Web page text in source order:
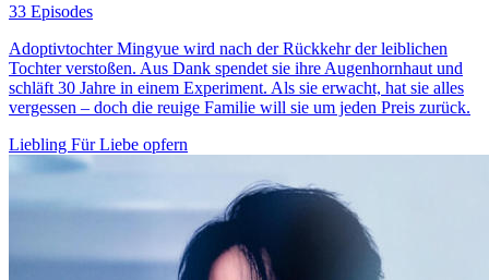
33 Episodes
Adoptivtochter Mingyue wird nach der Rückkehr der leiblichen
Tochter verstoßen. Aus Dank spendet sie ihre Augenhornhaut und
schläft 30 Jahre in einem Experiment. Als sie erwacht, hat sie alles
vergessen – doch die reuige Familie will sie um jeden Preis zurück.
Liebling Für Liebe opfern